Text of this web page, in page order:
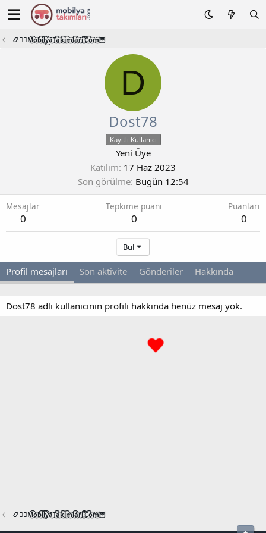
📿🧙‍♂️M͜͡o͜͡b͜͡i͜͡l͜͡y͜͡a͜͡T͜͡a͜͡k͜͡i͜͡m͜͡l͜͡a͜͡r͜͡i͜͡.͜͡C͜͡o͜͡m͜͡🦉
D
Dost78
Kayıtlı Kullanıcı
Yeni Üye
Katılım 17 Haz 2023
Son görülme Bugün 12:54
Mesajlar
0
Tepkime puanı
0
Puanları
0
Bul
Profil mesajları Son aktivite Gönderiler Hakkında
Dost78 adlı kullanıcının profili hakkında henüz mesaj yok.
📿🧙‍♂️M͜͡o͜͡b͜͡i͜͡l͜͡y͜͡a͜͡T͜͡a͜͡k͜͡i͜͡m͜͡l͜͡a͜͡r͜͡i͜͡.͜͡C͜͡o͜͡m͜͡🦉